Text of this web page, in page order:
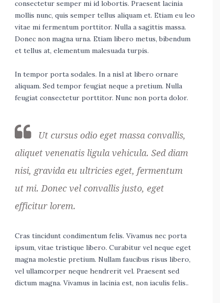
consectetur semper mi id lobortis. Praesent lacinia
mollis nunc, quis semper tellus aliquam et. Etiam eu leo
vitae mi fermentum porttitor. Nulla a sagittis massa.
Donec non magna urna. Etiam libero metus, bibendum
et tellus at, elementum malesuada turpis.
In tempor porta sodales. In a nisl at libero ornare
aliquam. Sed tempor feugiat neque a pretium. Nulla
feugiat consectetur porttitor. Nunc non porta dolor.
Ut cursus odio eget massa convallis,
aliquet venenatis ligula vehicula. Sed diam
nisi, gravida eu ultricies eget, fermentum
ut mi. Donec vel convallis justo, eget
efficitur lorem.
Cras tincidunt condimentum felis. Vivamus nec porta
ipsum, vitae tristique libero. Curabitur vel neque eget
magna molestie pretium. Nullam faucibus risus libero,
vel ullamcorper neque hendrerit vel. Praesent sed
dictum magna. Vivamus in lacinia est, non iaculis felis..